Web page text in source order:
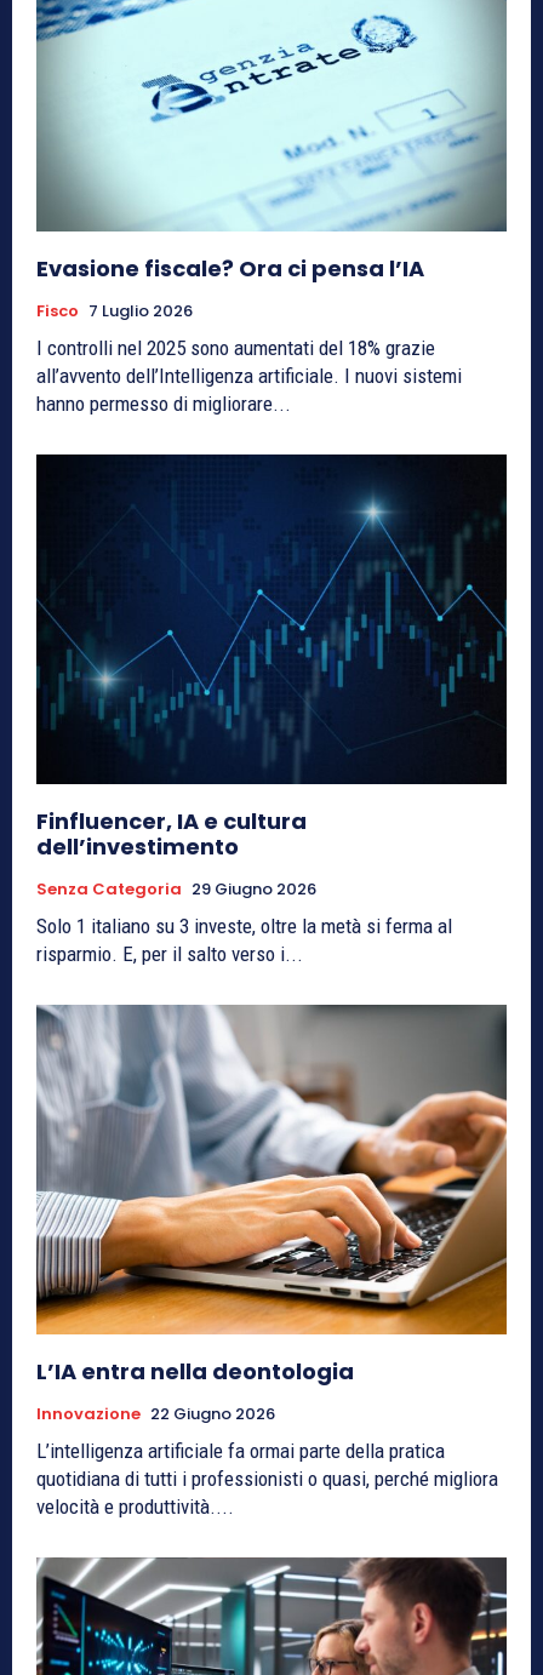
Evasione fiscale? Ora ci pensa l’IA
Fisco 7 Luglio 2026
I controlli nel 2025 sono aumentati del 18% grazie
all’avvento dell’Intelligenza artificiale. I nuovi sistemi
hanno permesso di migliorare...
Finfluencer, IA e cultura
dell’investimento
Senza Categoria 29 Giugno 2026
Solo 1 italiano su 3 investe, oltre la metà si ferma al
risparmio. E, per il salto verso i...
L’IA entra nella deontologia
Innovazione 22 Giugno 2026
L’intelligenza artificiale fa ormai parte della pratica
quotidiana di tutti i professionisti o quasi, perché migliora
velocità e produttività....